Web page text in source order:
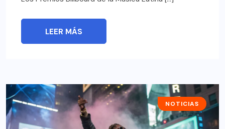
LEER MÁS
NOTICIAS